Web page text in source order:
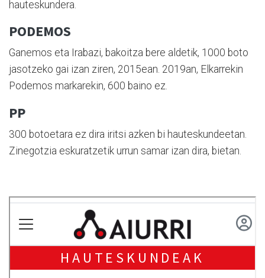
hauteskundera.
PODEMOS
Ganemos eta Irabazi, bakoitza bere aldetik, 1000 boto
jasotzeko gai izan ziren, 2015ean. 2019an, Elkarrekin
Podemos markarekin, 600 baino ez.
PP
300 botoetara ez dira iritsi azken bi hauteskundeetan.
Zinegotzia eskuratzetik urrun samar izan dira, bietan.